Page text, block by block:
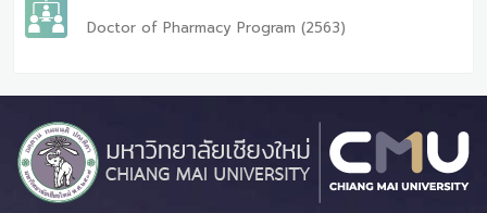
Doctor of Pharmacy Program (2563)